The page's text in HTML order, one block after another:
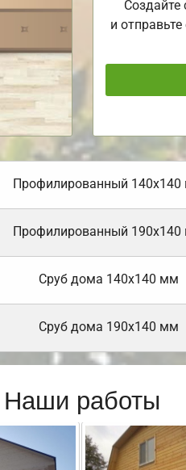
Создайте
и
Профилированный
Профилированный
Cруб дома 140х140 мм
Cруб дома 190х140 мм
Наши работы